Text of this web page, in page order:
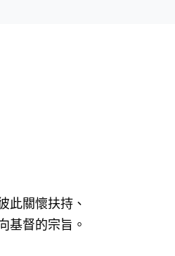
此關懷扶持、
基督的宗旨。